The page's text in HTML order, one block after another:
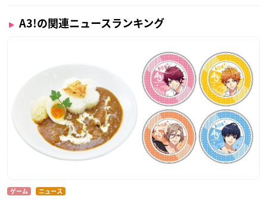
A3!の関連ニュースランキング
ゲーム ニュース